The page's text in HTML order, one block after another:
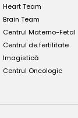
Heart Team
Brain Team
Centrul Materno-Fetal
Centrul de fertilitate
Imagistică
Centrul Oncologic